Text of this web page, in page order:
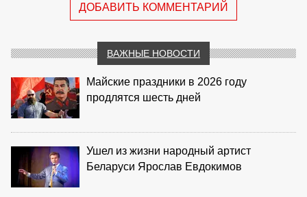
ДОБАВИТЬ КОММЕНТАРИЙ
ВАЖНЫЕ НОВОСТИ
Майские праздники в 2026 году
продлятся шесть дней
Ушел из жизни народный артист
Беларуси Ярослав Евдокимов